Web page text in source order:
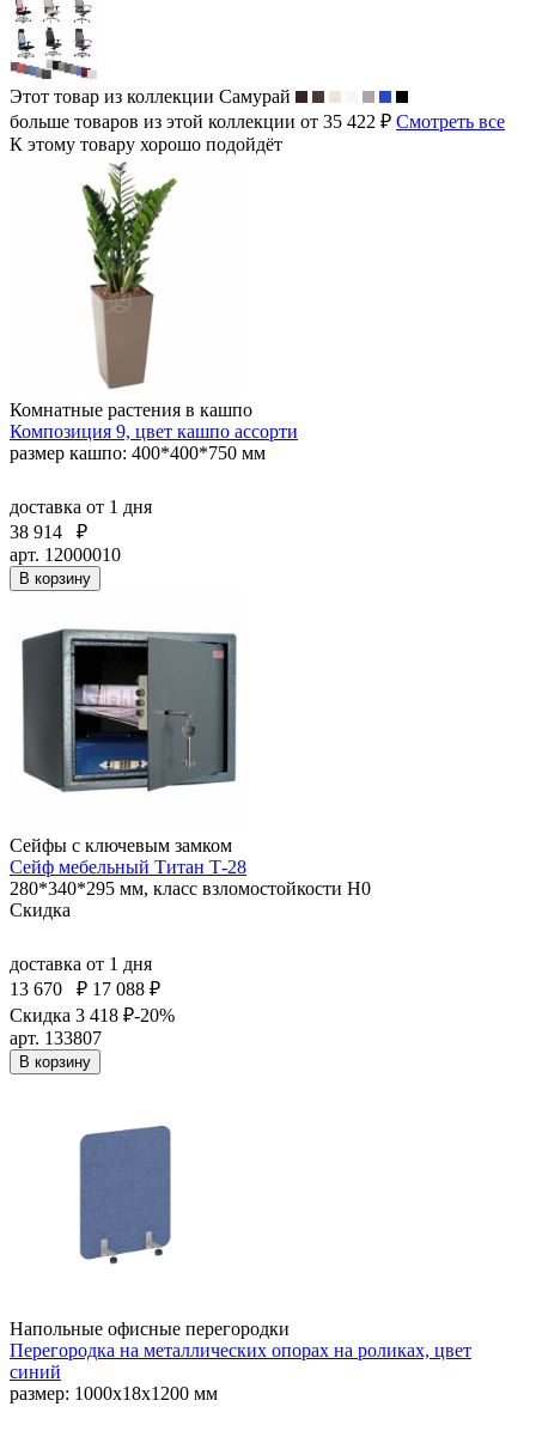
Этот товар из коллекции Самурай
больше товаров из этой коллекции от 35 422 ₽ Смотреть все
К этому товару хорошо подойдёт
Комнатные растения в кашпо
Композиция 9, цвет кашпо ассорти
размер кашпо: 400*400*750 мм
доставка от 1 дня
38 914
₽
арт. 12000010
В корзину
Сейфы с ключевым замком
Сейф мебельный Титан Т-28
280*340*295 мм, класс взломостойкости Н0
Скидка
доставка от 1 дня
13 670
₽ 17 088 ₽
Скидка 3 418 ₽-20%
арт. 133807
В корзину
Напольные офисные перегородки
Перегородка на металлических опорах на роликах, цвет
синий
размер: 1000x18x1200 мм